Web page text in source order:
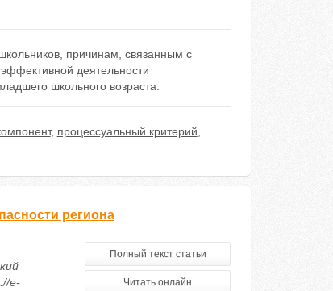
причинам, связанным с
деятельности
школьного возраста.
, процессуальный критерий
региона
e-
Полный текст статьи
Читать онлайн